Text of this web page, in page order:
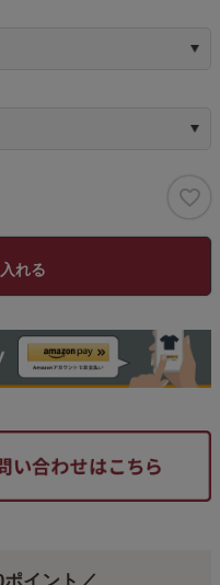
れる